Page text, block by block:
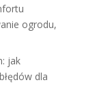
ogrodu,
jak
dla